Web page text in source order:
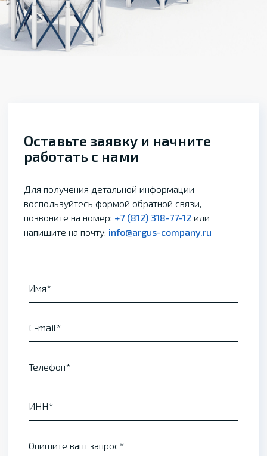
Оставьте заявку и начните
работать с нами
Для получения детальной информации
воспользуйтесь формой обратной связи,
позвоните на номер: +7 (812) 318-77-12 или
напишите на почту: info@argus-company.ru
Имя
E-mail
Телефон
ИНН
Опишите ваш запрос